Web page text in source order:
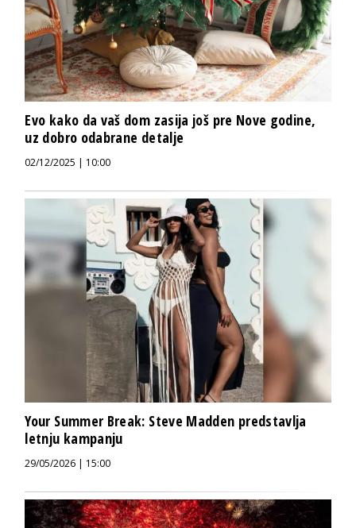
Evo kako da vaš dom zasija još pre Nove godine,
uz dobro odabrane detalje
02/12/2025 | 10:00
Your Summer Break: Steve Madden predstavlja
letnju kampanju
29/05/2026 | 15:00